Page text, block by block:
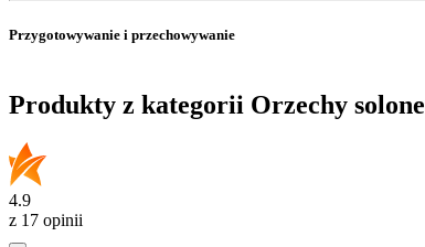
Przygotowywanie i przechowywanie
Produkty z kategorii Orzechy solone
4.9
z 17 opinii